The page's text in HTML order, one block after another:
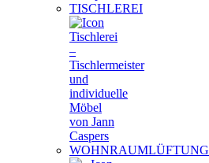
TISCHLEREI
WOHNRAUMLÜFTUNG